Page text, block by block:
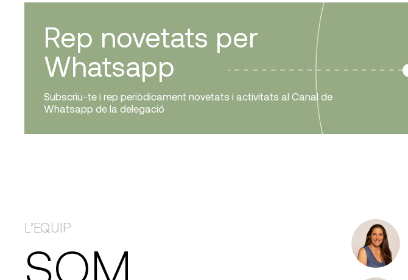
Rep novetats per
Whatsapp
Subscriu-te i rep periòdicament novetats i activitats al Canal de
Whatsapp de la delegació
L’EQUIP
SOM